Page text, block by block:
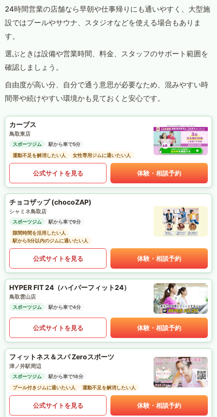
24時間営業の店舗なら早朝や仕事帰りにも通いやすく、大型施
設ではプールやサウナ、スタジオなどを使える場合もありま
す。
選ぶときは設備や営業時間、料金、スタッフのサポート範囲を
確認しましょう。
自由度が高い分、自分で通う意思が必要なため、混みやすい時
間帯や続けやすい環境かも見ておくと安心です。
カーブス
鳥取東店
スポーツジム
駅から車で5分
運動不足を解消したい人
女性専用ジムに通いたい人
公式サイトを見る 体験・相談予約
チョコザップ (chocoZAP)
シャミネ鳥取店
スポーツジム
駅から車で9分
隙間時間を活用したい人
駅から5分以内のジムに通いたい人
公式サイトを見る 体験・相談予約
HYPER FIT 24（ハイパーフィット24）
鳥取雲山店
スポーツジム 駅から車で4分
公式サイトを見る 体験・相談予約
フィットネス＆スパ Zeroスポーツ
津ノ井駅周辺
スポーツジム
駅から車で16分
プール付きジムに通いたい人
運動不足を解消したい人
公式サイトを見る 体験・相談予約